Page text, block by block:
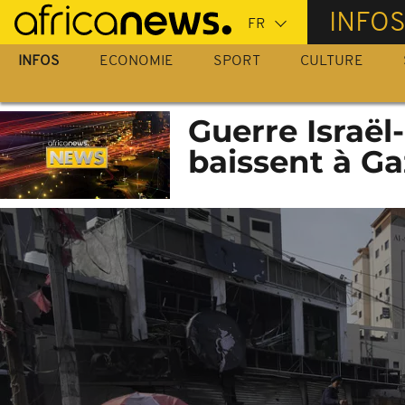
Passer
au
contenu
INFOS
INFOS ECONOMIE SPORT CULTURE
Guerre
baissent à